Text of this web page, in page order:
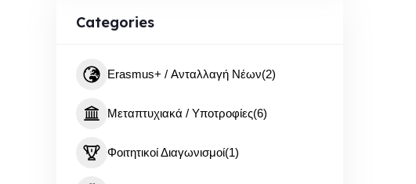
Categories
Erasmus+ / Ανταλλαγή Νέων(2)
Μεταπτυχιακά / Υποτροφίες(6)
Φοιτητικοί Διαγωνισμοί(1)